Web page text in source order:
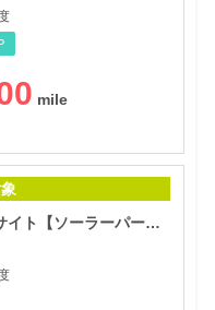
住宅用太陽光発電のNo.1見積りサイト【ソーラーパートナーズ】